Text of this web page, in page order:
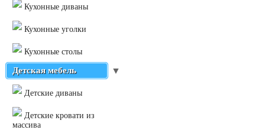
Кухонные диваны
Кухонные уголки
Кухонные столы
Детская мебель ▼
Детские диваны
Детские кровати из
массива